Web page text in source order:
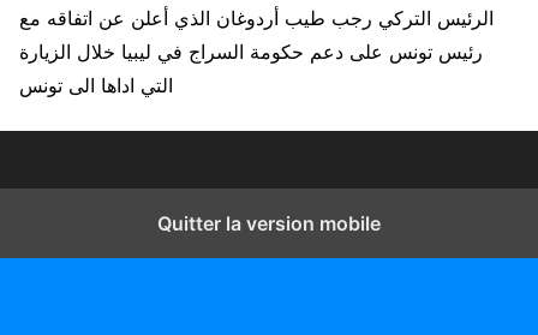
الرئيس التركي رجب طيب أردوغان الذي أعلن عن اتفاقه مع
رئيس تونس على دعم حكومة السراج في ليبيا خلال الزيارة
التي اداها الى تونس
Quitter la version mobile